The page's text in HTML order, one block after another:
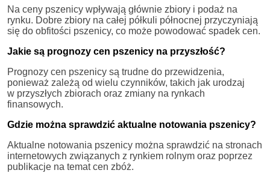
Na ceny pszenicy wpływają głównie zbiory i podaż na
rynku. Dobre zbiory na całej półkuli północnej przyczyniają
się do obfitości pszenicy, co może powodować spadek cen.
Jakie są prognozy cen pszenicy na przyszłość?
Prognozy cen pszenicy są trudne do przewidzenia,
ponieważ zależą od wielu czynników, takich jak urodzaj
w przyszłych zbiorach oraz zmiany na rynkach
finansowych.
Gdzie można sprawdzić aktualne notowania pszenicy?
Aktualne notowania pszenicy można sprawdzić na stronach
internetowych związanych z rynkiem rolnym oraz poprzez
publikacje na temat cen zbóż.